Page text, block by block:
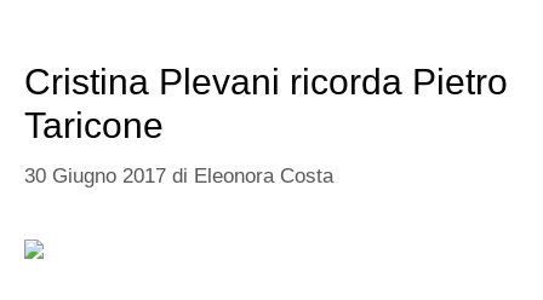
Cristina Plevani ricorda Pietro
Taricone
30 Giugno 2017 di Eleonora Costa